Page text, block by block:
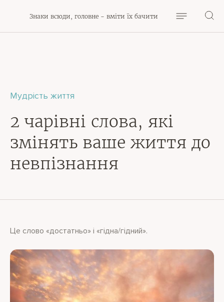
Знаки всюди, головне - вміти їх бачити
Мудрість життя
2 чарівні слова, які
змінять ваше життя до
невпізнання
Це слово «достатньо» і «гідна/гідний».